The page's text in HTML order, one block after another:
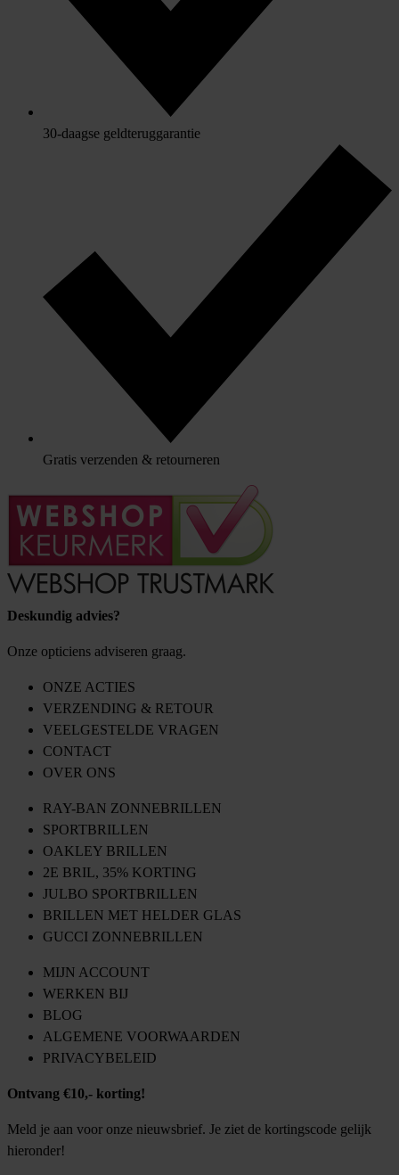
30-daagse geldteruggarantie
Gratis verzenden & retourneren
Deskundig advies?
Onze opticiens adviseren graag.
ONZE ACTIES
VERZENDING & RETOUR
VEELGESTELDE VRAGEN
CONTACT
OVER ONS
RAY-BAN ZONNEBRILLEN
SPORTBRILLEN
OAKLEY BRILLEN
2E BRIL, 35% KORTING
JULBO SPORTBRILLEN
BRILLEN MET HELDER GLAS
GUCCI ZONNEBRILLEN
MIJN ACCOUNT
WERKEN BIJ
BLOG
ALGEMENE VOORWAARDEN
PRIVACYBELEID
Ontvang €10,- korting!
Meld je aan voor onze nieuwsbrief. Je ziet de kortingscode gelijk
hieronder!